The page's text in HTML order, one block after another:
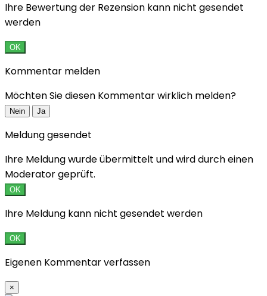
Ihre Bewertung der Rezension kann nicht gesendet
werden
OK
Kommentar melden
Möchten Sie diesen Kommentar wirklich melden?
Nein Ja
Meldung gesendet
Ihre Meldung wurde übermittelt und wird durch einen
Moderator geprüft.
OK
Ihre Meldung kann nicht gesendet werden
OK
Eigenen Kommentar verfassen
×